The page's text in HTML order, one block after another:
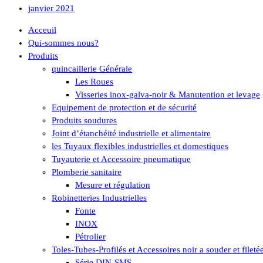
janvier 2021
Acceuil
Qui-sommes nous?
Produits
quincaillerie Générale
Les Roues
Visseries inox-galva-noir & Manutention et levage
Equipement de protection et de sécurité
Produits soudures
Joint d’étanchéité industrielle et alimentaire
les Tuyaux flexibles industrielles et domestiques
Tuyauterie et Accessoire pneumatique
Plomberie sanitaire
Mesure et régulation
Robinetteries Industrielles
Fonte
INOX
Pétrolier
Toles-Tubes-Profilés et Accessoires noir a souder et